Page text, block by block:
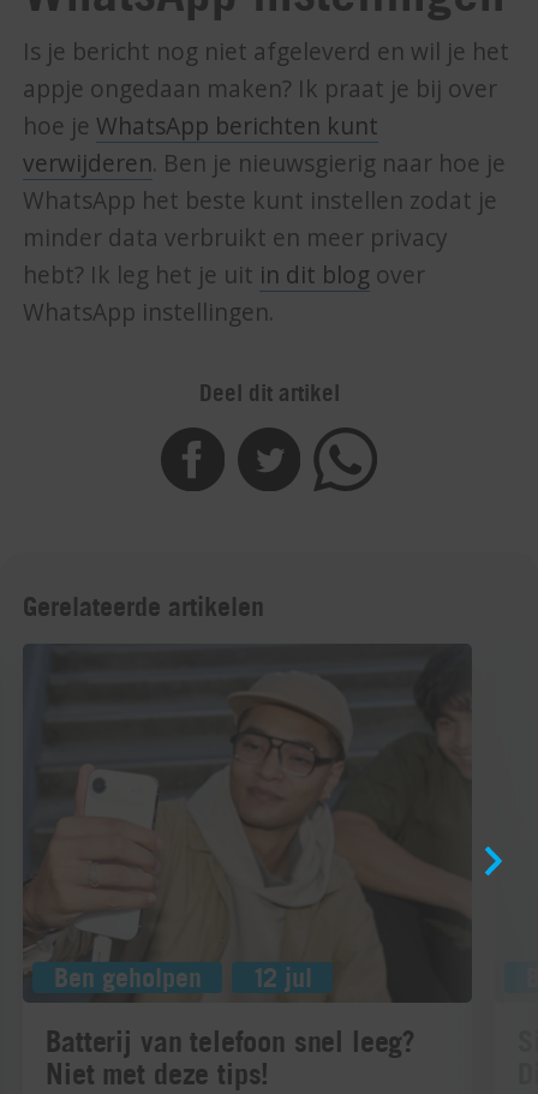
Is je bericht nog niet afgeleverd en wil je het
appje ongedaan maken? Ik praat je bij over
hoe je WhatsApp berichten kunt
verwijderen. Ben je nieuwsgierig naar hoe je
WhatsApp het beste kunt instellen zodat je
minder data verbruikt en meer privacy
hebt? Ik leg het je uit in dit blog over
WhatsApp instellingen.
Deel dit artikel
Gerelateerde artikelen
Ben geholpen 12 jul
Batterij van telefoon snel leeg?
Niet met deze tips!